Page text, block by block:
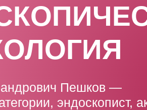
Пешков —
эндоскопист,